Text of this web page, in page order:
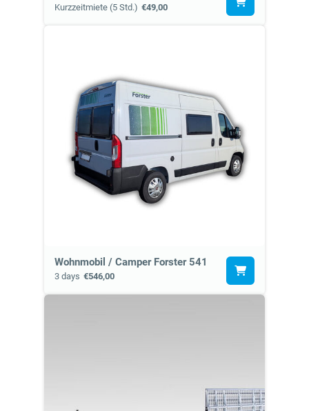
Kurzzeitmiete (5 Std.) €49,00
Wohnmobil / Camper Forster 541
3 days €546,00